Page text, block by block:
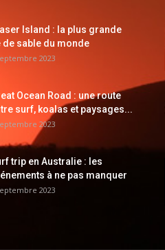
Island : la plus grande
de sable du monde
2023
Ocean Road : une route
surf, koalas et paysages...
2023
trip en Australie : les
à ne pas manquer
2023